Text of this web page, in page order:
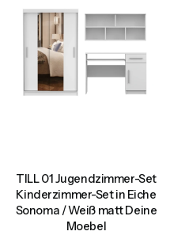
TILL 01 Jugendzimmer-Set
Kinderzimmer-Set in Eiche
Sonoma / Weiß matt Deine
Moebel